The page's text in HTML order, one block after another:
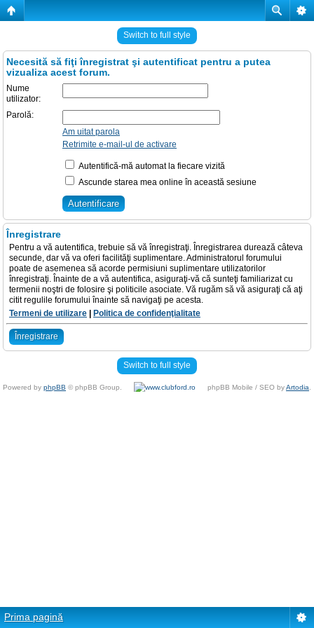
Switch to full style
Necesită să fiţi înregistrat şi autentificat pentru a putea
vizualiza acest forum.
Nume
utilizator:
Parolă:
Am uitat parola
Retrimite e-mail-ul de activare
Autentifică-mă automat la fiecare vizită
Ascunde starea mea online în această sesiune
Înregistrare
Pentru a vă autentifica, trebuie să vă înregistraţi. Înregistrarea durează câteva
secunde, dar vă va oferi facilităţi suplimentare. Administratorul forumului
poate de asemenea să acorde permisiuni suplimentare utilizatorilor
înregistraţi. Înainte de a vă autentifica, asiguraţi-vă că sunteţi familiarizat cu
termenii noştri de folosire şi politicile asociate. Vă rugăm să vă asiguraţi că aţi
citit regulile forumului înainte să navigaţi pe acesta.
Termeni de utilizare
Politica de confidenţialitate
Înregistrare
Switch to full style
Powered by phpBB © phpBB Group. phpBB Mobile / SEO byArtodia
Prima pagină